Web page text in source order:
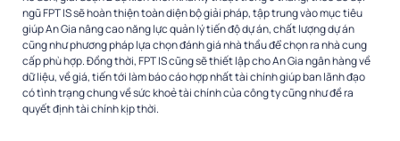
ngũ FPT IS sẽ hoàn thiện toàn diện bộ giải pháp, tập trung vào mục tiêu
giúp An Gia nâng cao năng lực quản lý tiến độ dự án, chất lượng dự án
cũng như phương pháp lựa chọn đánh giá nhà thầu để chọn ra nhà cung
cấp phù hợp. Đồng thời, FPT IS cũng sẽ thiết lập cho An Gia ngân hàng về
dữ liệu, về giá, tiến tới làm báo cáo hợp nhất tài chính giúp ban lãnh đạo
có tình trạng chung về sức khoẻ tài chính của công ty cũng như đề ra
quyết định tài chính kịp thời.